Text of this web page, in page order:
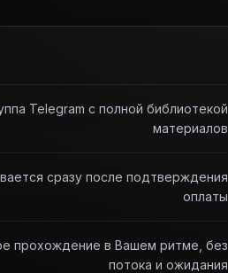
Telegram с полной библиотекой
материалов
сразу после подтверждения
оплаты
прохождение в Вашем ритме, без
потока и ожидания